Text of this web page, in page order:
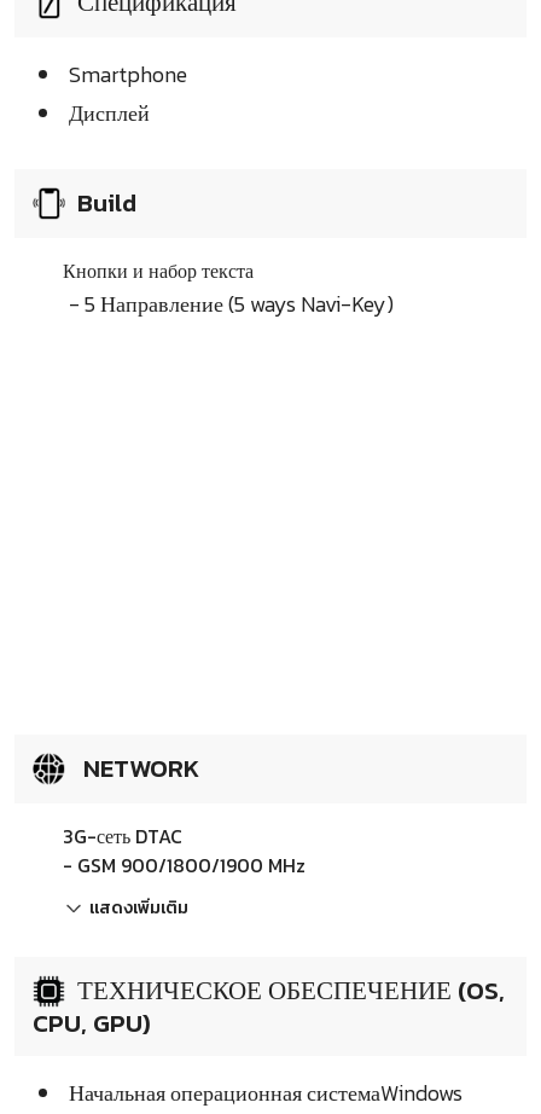
Smartphone
Дисплей
Build
Кнопки и набор текста
- 5 Направление (5 ways Navi-Key)
NETWORK
3G-сеть DTAC
- GSM 900/1800/1900 MHz
แสดงเพิ่มเติม
ТЕХНИЧЕСКОЕ ОБЕСПЕЧЕНИЕ (OS,
CPU, GPU)
Начальная операционная системаWindows